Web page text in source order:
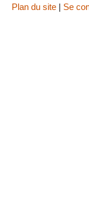
Plan du site | Se